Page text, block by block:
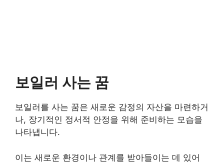
보일러 사는 꿈
보일러를 사는 꿈은 새로운 감정의 자산을 마련하거
나, 장기적인 정서적 안정을 위해 준비하는 모습을
나타냅니다.
이는 새로운 환경이나 관계를 받아들이는 데 있어